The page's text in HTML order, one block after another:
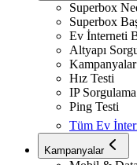
Superbox
Superbox
Ev İnterneti
Altyapı
Kampanyalar
Hız Testi
IP Sorgulama
Ping Testi
Tüm Ev
Kampanyalar